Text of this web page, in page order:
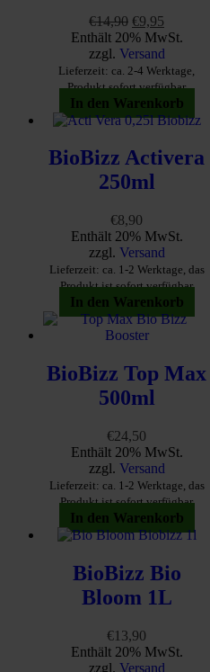
€14,90 Ursprünglicher
Preis
war:
€14,90
€9,95
Preis
ist:
€9,95.
Enthält 20% MwSt.
zzgl. Versand
Lieferzeit: ca. 2-4 Werktage,
Produkt sofort verfügbar
In den Warenkorb
BioBizz Activera
250ml
€8,90
Enthält 20% MwSt.
zzgl. Versand
Lieferzeit: ca. 1-2 Werktage, das
Produkt ist sofort verfügbar
In den Warenkorb
BioBizz Top Max
500ml
€24,50
Enthält 20% MwSt.
zzgl. Versand
Lieferzeit: ca. 1-2 Werktage, das
Produkt ist sofort verfügbar
In den Warenkorb
BioBizz Bio
Bloom 1L
€13,90
Enthält 20% MwSt.
zzgl. Versand